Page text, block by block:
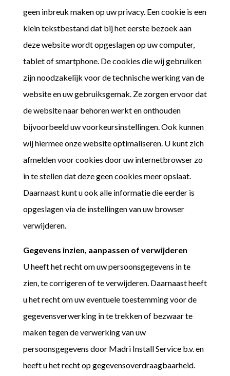
geen inbreuk maken op uw privacy. Een cookie is een
klein tekstbestand dat bij het eerste bezoek aan
deze website wordt opgeslagen op uw computer,
tablet of smartphone. De cookies die wij gebruiken
zijn noodzakelijk voor de technische werking van de
website en uw gebruiksgemak. Ze zorgen ervoor dat
de website naar behoren werkt en onthouden
bijvoorbeeld uw voorkeursinstellingen. Ook kunnen
wij hiermee onze website optimaliseren. U kunt zich
afmelden voor cookies door uw internetbrowser zo
in te stellen dat deze geen cookies meer opslaat.
Daarnaast kunt u ook alle informatie die eerder is
opgeslagen via de instellingen van uw browser
verwijderen.
Gegevens inzien, aanpassen of verwijderen
U heeft het recht om uw persoonsgegevens in te
zien, te corrigeren of te verwijderen. Daarnaast heeft
u het recht om uw eventuele toestemming voor de
gegevensverwerking in te trekken of bezwaar te
maken tegen de verwerking van uw
persoonsgegevens door Madri Install Service b.v. en
heeft u het recht op gegevensoverdraagbaarheid.